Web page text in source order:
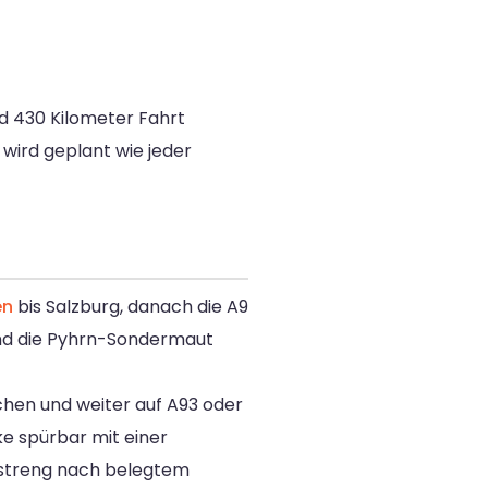
430 Kilometer Fahrt
geplant wie jeder
bis Salzburg, danach die A9
die Pyhrn-Sondermaut
und weiter auf A93 oder
spürbar mit einer
nach belegtem